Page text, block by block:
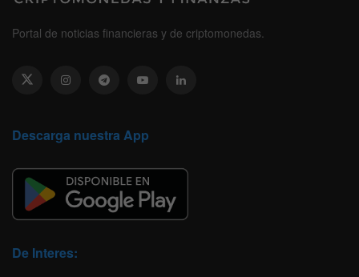
Portal de noticias financieras y de criptomonedas.
Descarga nuestra App
De Interes: